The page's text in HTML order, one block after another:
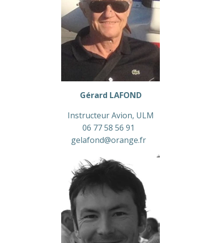
Gérard LAFOND
Instructeur Avion, ULM
06 77 58 56 91
gelafond@orange.fr